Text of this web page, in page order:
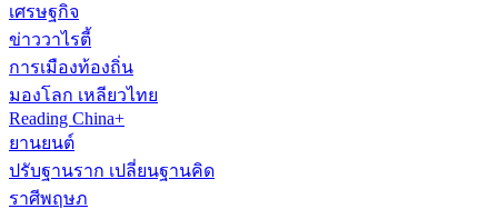
เศรษฐกิจ
ข่าววาไรตี้
การเมืองท้องถิ่น
มองโลก เหลียวไทย
Reading China+
ยานยนต์
ปรับฐานราก เปลี่ยนฐานคิด
ราศีพฤษภ